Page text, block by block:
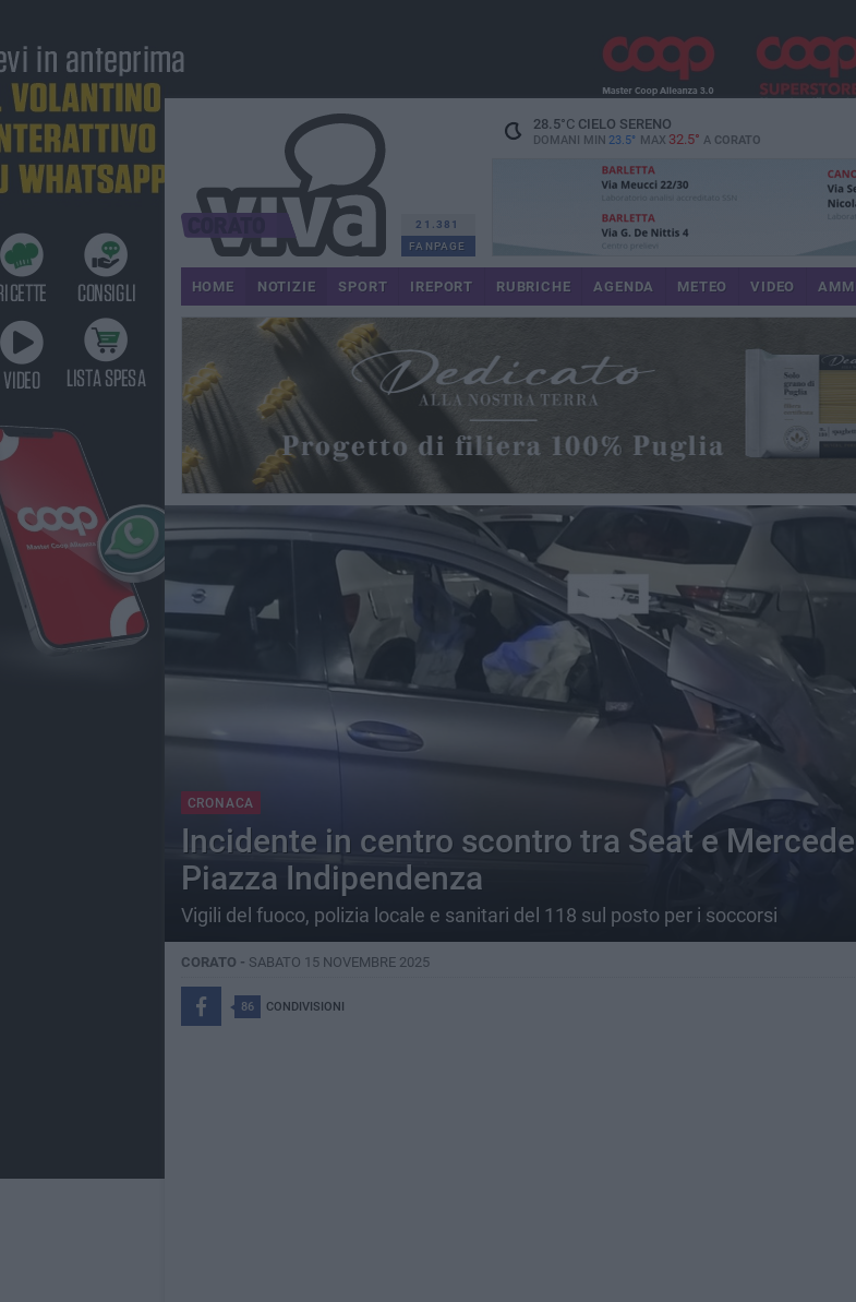
21.381
FANPAGE
28.5°CCIELO SERENO
DOMANI MIN 23.5° MAX 32.5° A CORATO
HOME NOTIZIE SPORT IREPORT RUBRICHE AGENDA METEO VIDEO
CRONACA
Incidente in centro scontro tra Seat e
Piazza Indipendenza
Vigili del fuoco, polizia locale e sanitari del 118 sul posto per i soccorsi
CORATO - SABATO 15 NOVEMBRE 2025
86 CONDIVISIONI